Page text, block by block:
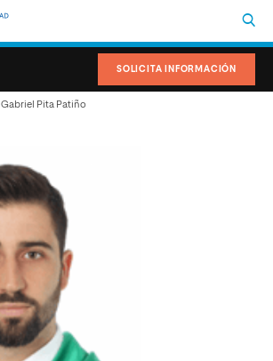
SOLICITA INFORMACIÓN
Gabriel Pita Patiño